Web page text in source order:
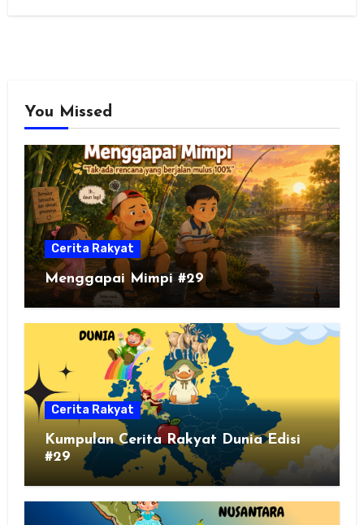
You Missed
Cerita Rakyat
Menggapai Mimpi #29
Cerita Rakyat
Kumpulan Cerita Rakyat Dunia Edisi
#29